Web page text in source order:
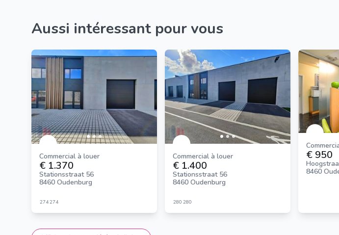
Aussi intéressant pour vous
Commercial à louer
€ 1.370
Stationsstraat 56
8460 Oudenburg
274274
Commercial à louer
€ 1.400
Stationsstraat 56
8460 Oudenburg
280 280
€ 950
8460